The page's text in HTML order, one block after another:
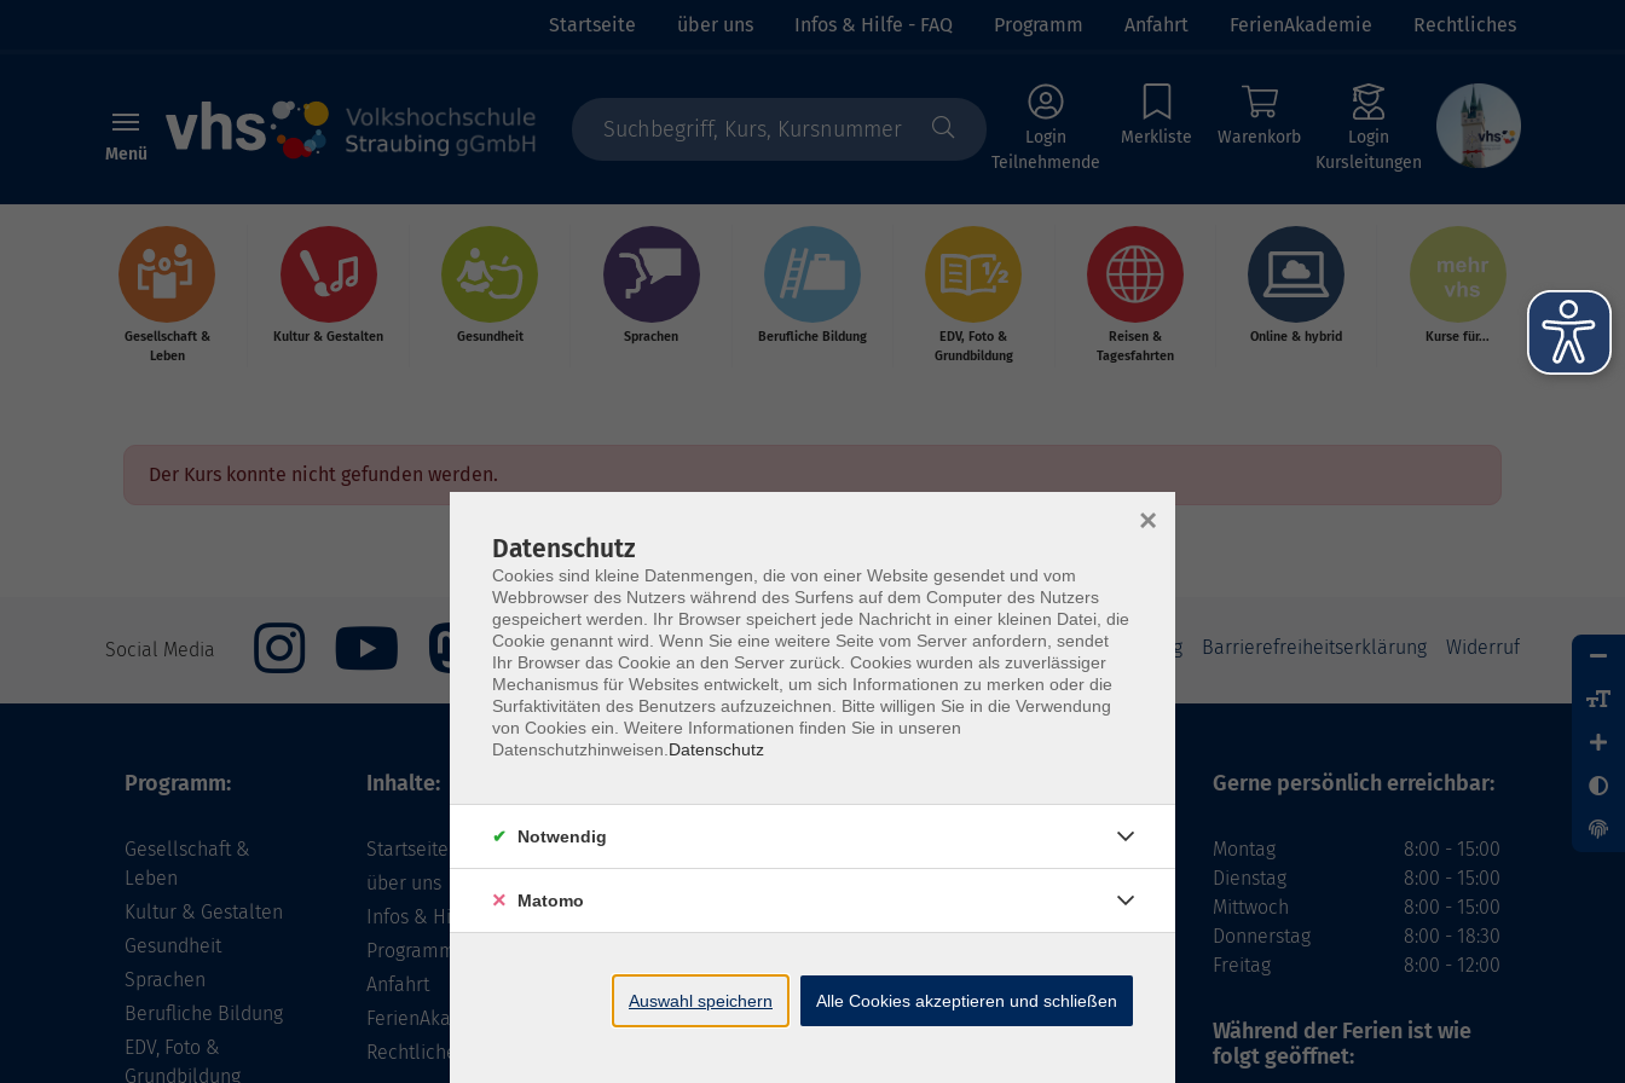
Startseite über uns Infos & Hilfe - FAQ Programm Anfahrt FerienAkademie Rechtliches
Menü
Login
Teilnehmende
Merkliste Warenkorb
Login
Kursleitungen
Gesellschaft &
Leben
Kultur & Gestalten Gesundheit Sprachen Berufliche Bildung
EDV, Foto &
Grundbildung
Reisen &
Tagesfahrten
Online & hybrid Kurse für...
Der Kurs konnte nicht gefunden werden.
Social Media Impressum AGB Widerrufsbelehrung Datenschutzerklärung Barrierefreiheitserklärung Widerruf
Programm:
Gesellschaft &
Leben
Kultur & Gestalten
Gesundheit
Sprachen
Berufliche Bildung
EDV, Foto &
Grundbildung
Inhalte:
Startseite
über uns
Infos & Hilfe - FAQ
Programm
Anfahrt
FerienAkademie
Rechtliches
Tel: +49 9421 8457-0
Fax: +49 9421 8457-50
Gerne persönlich erreichbar:
Montag
Dienstag
Mittwoch
Donnerstag
Freitag
8:00 - 15:00
8:00 - 15:00
8:00 - 15:00
8:00 - 18:30
8:00 - 12:00
Während der Ferien ist wie
folgt geöffnet:
Datenschutz
Cookies sind kleine Datenmengen, die von einer Website gesendet und vom
Webbrowser des Nutzers während des Surfens auf dem Computer des Nutzers
gespeichert werden. Ihr Browser speichert jede Nachricht in einer kleinen Datei, die
Cookie genannt wird. Wenn Sie eine weitere Seite vom Server anfordern, sendet
Ihr Browser das Cookie an den Server zurück. Cookies wurden als zuverlässiger
Mechanismus für Websites entwickelt, um sich Informationen zu merken oder die
Surfaktivitäten des Benutzers aufzuzeichnen. Bitte willigen Sie in die Verwendung
von Cookies ein. Weitere Informationen finden Sie in unseren
Datenschutzhinweisen. Datenschutz
×
Notwendig
Matomo
Auswahl speichern Alle Cookies akzeptieren und schließen